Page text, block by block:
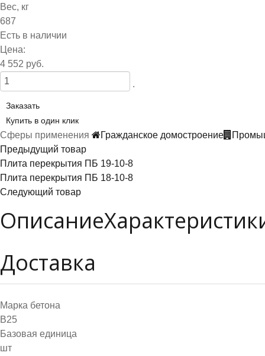
Вес, кг
687
Есть в наличии
Цена:
4 552 руб.
.
Заказать
Купить в один клик
Сферы применения Гражданское домостроение
Предыдущий товар
Плита перекрытия ПБ 19-10-8
Плита перекрытия ПБ 18-10-8
Следующий товар
Описание
Доставка
Марка бетона
B25
Базовая единица
шт